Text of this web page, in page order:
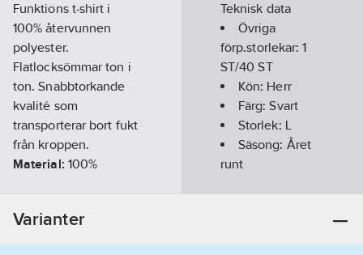
Funktions t-shirt i
100% återvunnen
polyester.
Flatlocksömmar ton i
ton. Snabbtorkande
kvalité som
transporterar bort fukt
från kroppen.
Material: 100%
Lev.
artikelnr:
Teknisk data
Övriga
förp.storlekar:1
ST/40 ST
Kön: Herr
Färg:Svart
Storlek: L
Säsong: Året
runt
Rund
Varianter